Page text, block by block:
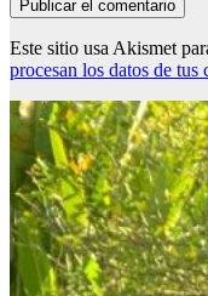
Este sitio usa Akismet
procesan los datos de tus